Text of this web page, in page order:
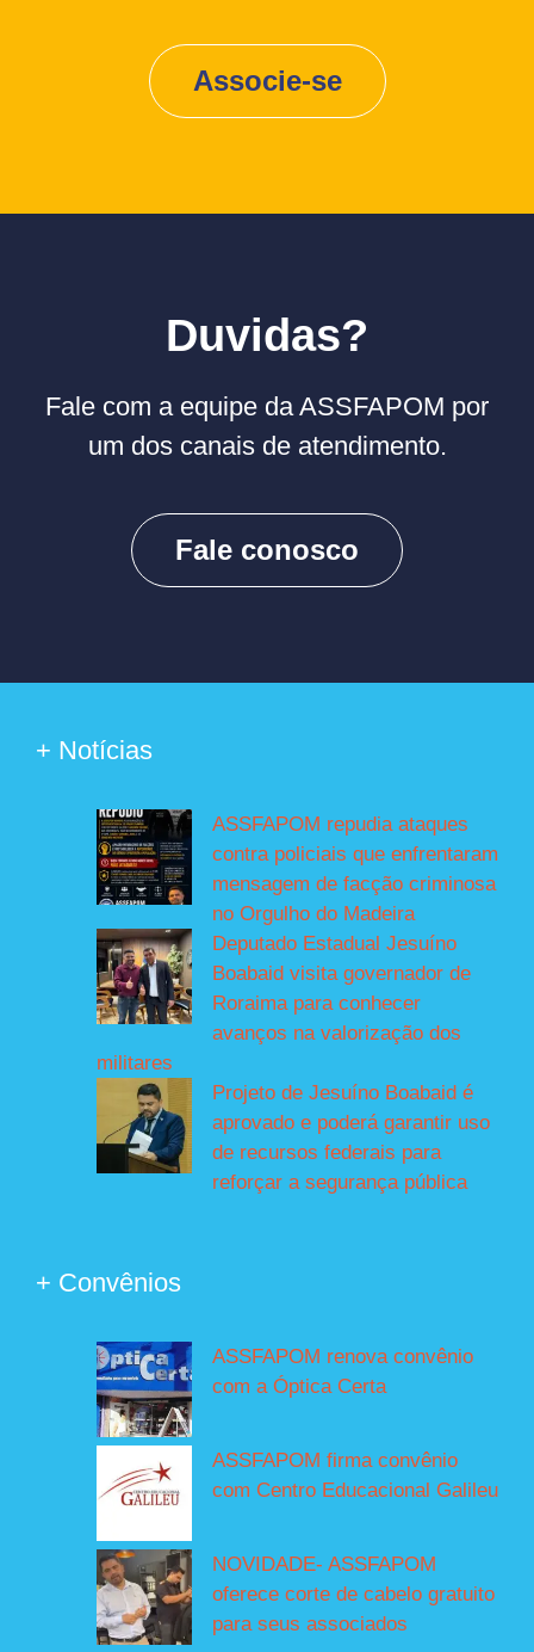
Associe-se
Duvidas?
Fale com a equipe da ASSFAPOM por
um dos canais de atendimento.
Fale conosco
+ Notícias
ASSFAPOM repudia ataques
contra policiais que enfrentaram
mensagem de facção criminosa
no Orgulho do Madeira
Deputado Estadual Jesuíno
Boabaid visita governador de
Roraima para conhecer
avanços na valorização dos
militares
Projeto de Jesuíno Boabaid é
aprovado e poderá garantir uso
de recursos federais para
reforçar a segurança pública
+ Convênios
ASSFAPOM renova convênio
com a Óptica Certa
ASSFAPOM firma convênio
com Centro Educacional Galileu
NOVIDADE- ASSFAPOM
oferece corte de cabelo gratuito
para seus associados